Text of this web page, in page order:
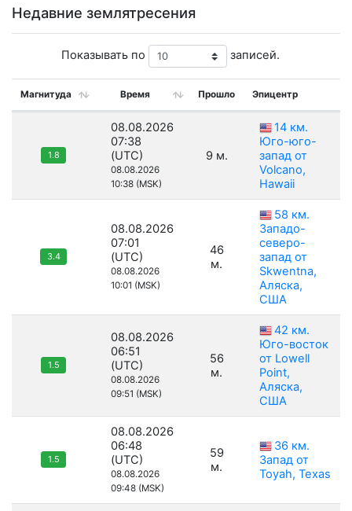
Недавние землятресения
Показывать по записей.
Магнитуда Время Прошло Эпицентр
1.8
08.08.2026
07:38
(UTC)
08.08.2026
10:38 (MSK)
9 м.
14 км.
Юго-юго-
запад от
Volcano,
Hawaii
3.4
08.08.2026
07:01
(UTC)
08.08.2026
10:01 (MSK)
46
м.
58 км.
Западо-
северо-
запад от
Skwentna,
Аляска,
США
1.5
08.08.2026
06:51
(UTC)
08.08.2026
09:51 (MSK)
56
м.
42 км.
Юго-восток
от Lowell
Point,
Аляска,
США
1.5
08.08.2026
06:48
(UTC)
08.08.2026
09:48 (MSK)
59
м.
36 км.
Запад от
Toyah, Texas